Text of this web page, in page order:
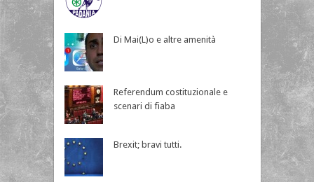
Di Mai(L)o e altre amenità
Referendum costituzionale e
scenari di fiaba
Brexit; bravi tutti.